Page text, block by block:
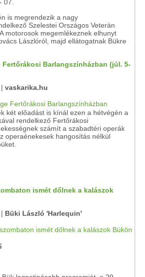
07.
is megrendezik a nagy
Szelestei Országos Veterán
motorosok megemlékeznek elhunyt
Lászlóról, majd ellátogatnak Bükre
Fertőrákosi Barlangszínházban (júl. 5-
vaskarika.hu
két előadást is kínál ezen a hétvégén a
rendelkező Fertőrákosi
számít a szabadtéri operák
operaénekesek hangosítás nélkül
ismét dőlnek a kalászok
Büki László 'Harlequin'